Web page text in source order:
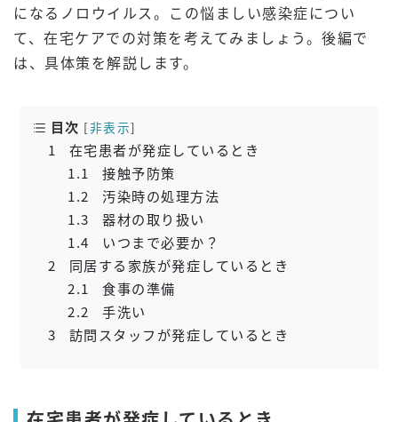
になるノロウイルス。この悩ましい感染症につい
て、在宅ケアでの対策を考えてみましょう。後編で
は、具体策を解説します。
目次 [非表示]
1
在宅患者が発症しているとき
1.1
接触予防策
1.2
汚染時の処理方法
1.3
器材の取り扱い
1.4
いつまで必要か？
2
同居する家族が発症しているとき
2.1
食事の準備
2.2
手洗い
3
訪問スタッフが発症しているとき